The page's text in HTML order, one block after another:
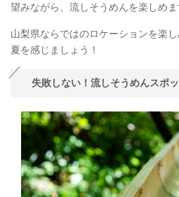
望みながら、流しそうめんを楽しめま
山梨県ならではのロケーションを楽
夏を感じましょう！
失敗しない！流しそうめんスポ